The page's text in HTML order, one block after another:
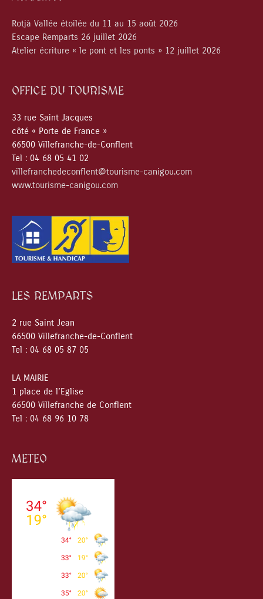
Rotjà Vallée étoilée du 11 au 15 août 2026
Escape Remparts 26 juillet 2026
Atelier écriture « le pont et les ponts » 12 juillet 2026
OFFICE DU TOURISME
33 rue Saint Jacques
côté « Porte de France »
66500 Villefranche-de-Conflent
Tel : 04 68 05 41 02
villefranchedeconflent@tourisme-canigou.com
www.tourisme-canigou.com
LES REMPARTS
2 rue Saint Jean
66500 Villefranche-de-Conflent
Tel : 04 68 05 87 05
LA MAIRIE
1 place de l’Eglise
66500 Villefranche de Conflent
Tel : 04 68 96 10 78
METEO